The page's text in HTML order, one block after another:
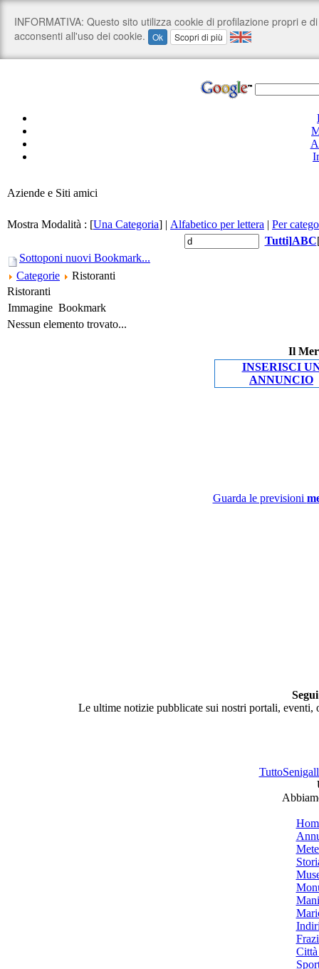
Aziende e Siti amici
Mostra Modalità : [Una Categoria] | Alfabetico per lettera | Per
Tutti]ABC
Sottoponi nuovi Bookmark...
Categorie
Ristoranti
Ristoranti
Immagine Bookmark
Nessun elemento trovato...
Il
INSERISCI
ANNUNCIO
Guarda le previsioni
Le ultime notizie pubblicate sui nostri portali,
Città